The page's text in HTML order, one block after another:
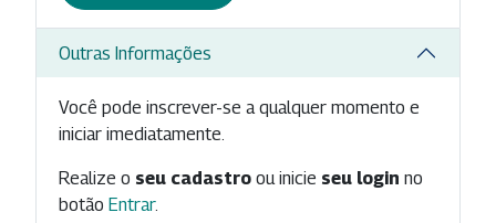
Outras Informações
Você pode inscrever-se a qualquer momento e
iniciar imediatamente.
Realize o seu cadastro ou inicie seu login no
botão Entrar.